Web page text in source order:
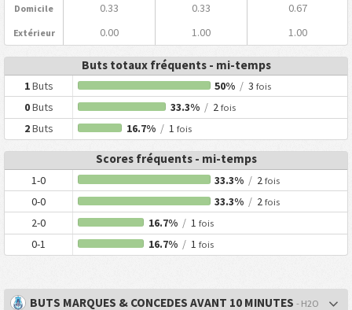
Domicile 0.33 0.33 0.67
Extérieur 0.00 1.00 1.00
Buts totaux fréquents - mi-temps
1Buts 50% / 3fois
0Buts 33.3% /2 fois
2Buts 16.7% /1 fois
Scores fréquents - mi-temps
1-0 33.3% / 2fois
0-0 33.3% / 2fois
2-0 16.7% /1 fois
0-1 16.7% /1 fois
BUTS MARQUES & CONCEDES AVANT 10 MINUTES - H2O